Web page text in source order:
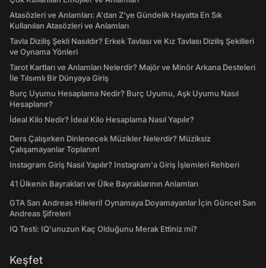
Atasözleri ve Anlamları: A'dan Z'ye Gündelik Hayatta En Sık
Kullanılan Atasözleri ve Anlamları
Tavla Diziliş Şekli Nasıldır? Erkek Tavlası ve Kız Tavlası Diziliş Şekilleri
ve Oynama Yönleri
Tarot Kartları ve Anlamları Nelerdir? Majör ve Minör Arkana Desteleri
İle Tılsımlı Bir Dünyaya Giriş
Burç Uyumu Hesaplama Nedir? Burç Uyumu, Aşk Uyumu Nasıl
Hesaplanır?
İdeal Kilo Nedir? İdeal Kilo Hesaplama Nasıl Yapılır?
Ders Çalışırken Dinlenecek Müzikler Nelerdir? Müziksiz
Çalışamayanlar Toplanın!
Instagram Giriş Nasıl Yapılır? Instagram'a Giriş İşlemleri Rehberi
41 Ülkenin Bayrakları ve Ülke Bayraklarının Anlamları
GTA San Andreas Hileleri! Oynamaya Doyamayanlar İçin Güncel San
Andreas Şifreleri
IQ Testi: IQ'unuzun Kaç Olduğunu Merak Ettiniz mi?
Keşfet